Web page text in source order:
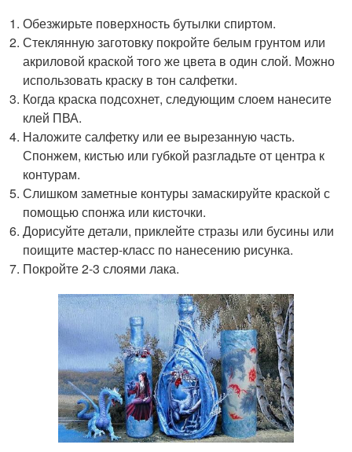
Обезжирьте поверхность бутылки спиртом.
Стеклянную заготовку покройте белым грунтом или
акриловой краской того же цвета в один слой. Можно
использовать краску в тон салфетки.
Когда краска подсохнет, следующим слоем нанесите
клей ПВА.
Наложите салфетку или ее вырезанную часть.
Спонжем, кистью или губкой разгладьте от центра к
контурам.
Слишком заметные контуры замаскируйте краской с
помощью спонжа или кисточки.
Дорисуйте детали, приклейте стразы или бусины или
поищите мастер-класс по нанесению рисунка.
Покройте 2-3 слоями лака.